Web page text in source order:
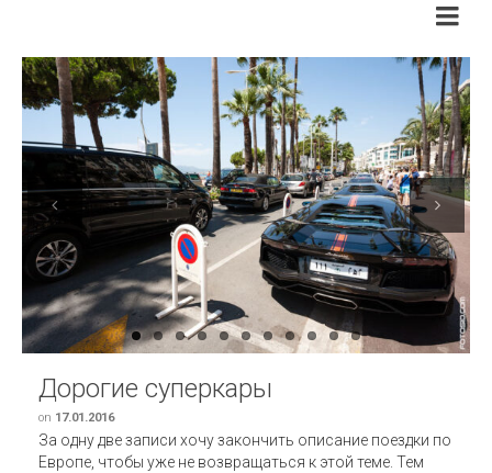
Previous Next
Дорогие суперкары
on 17.01.2016
За одну две записи хочу закончить описание поездки по
Европе, чтобы уже не возвращаться к этой теме. Тем